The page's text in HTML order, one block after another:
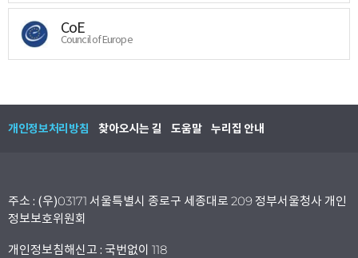
CoE
Council of Europe
개인정보처리방침 찾아오시는 길 도움말 누리집 안내
주소 : (우)03171 서울특별시 종로구 세종대로 209 정부서울청사 개인
정보보호위원회
개인정보침해신고 : 국번없이 118